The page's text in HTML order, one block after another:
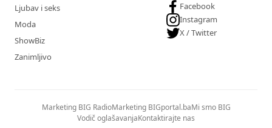
Ljubav i seks
Moda
ShowBiz
Zanimljivo
Facebook
Instagram
X / Twitter
Marketing BIG RadioMarketing BIGportal.baMi smo BIG
Vodič oglašavanjaKontaktirajte nas